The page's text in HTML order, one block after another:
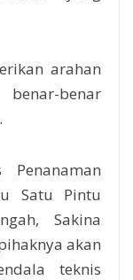
arahan
benar
Satu Pintu
Sakina
akan
teknis